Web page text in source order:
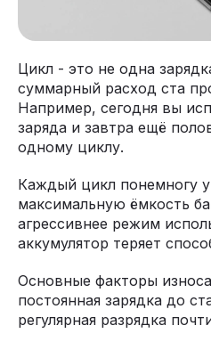
Цикл - это не одна
суммарный расход ста
Например, сегодня вы
заряда и завтра ещё
одному циклу.
Каждый цикл понемногу
максимальную ёмкость
агрессивнее режим
аккумулятор теряет
Основные факторы
постоянная зарядка до
регулярная разрядка